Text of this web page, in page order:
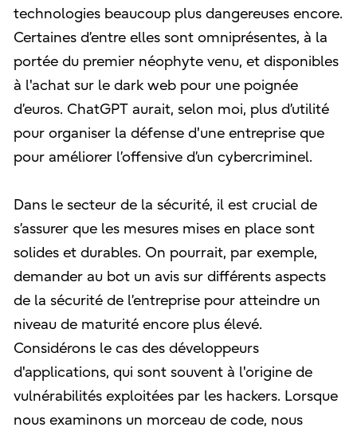
technologies beaucoup plus dangereuses encore.
Certaines d’entre elles sont omniprésentes, à la
portée du premier néophyte venu, et disponibles
à l'achat sur le dark web pour une poignée
d’euros. ChatGPT aurait, selon moi, plus d’utilité
pour organiser la défense d'une entreprise que
pour améliorer l’offensive d’un cybercriminel.
Dans le secteur de la sécurité, il est crucial de
s’assurer que les mesures mises en place sont
solides et durables. On pourrait, par exemple,
demander au bot un avis sur différents aspects
de la sécurité de l’entreprise pour atteindre un
niveau de maturité encore plus élevé.
Considérons le cas des développeurs
d'applications, qui sont souvent à l'origine de
vulnérabilités exploitées par les hackers. Lorsque
nous examinons un morceau de code, nous